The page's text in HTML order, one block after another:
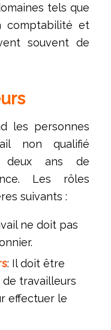
tels que
comptabilité et
souvent de
les personnes
non qualifié
deux ans de
Les rôles
suivants :
ne doit pas
: Il doit être
travailleurs
effectuer le